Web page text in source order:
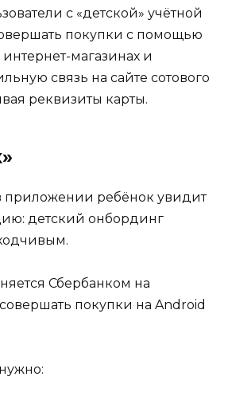
с «детской» учётной
покупки с помощью
магазинах и
связь на сайте сотового
реквизиты карты.
ребёнок увидит
детский онбординг